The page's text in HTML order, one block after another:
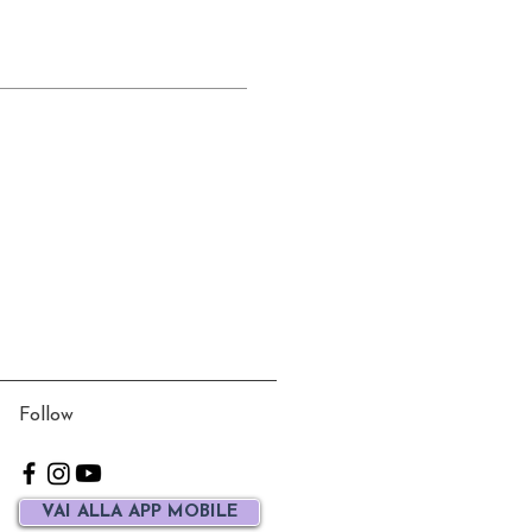
Follow
VAI ALLA APP MOBILE